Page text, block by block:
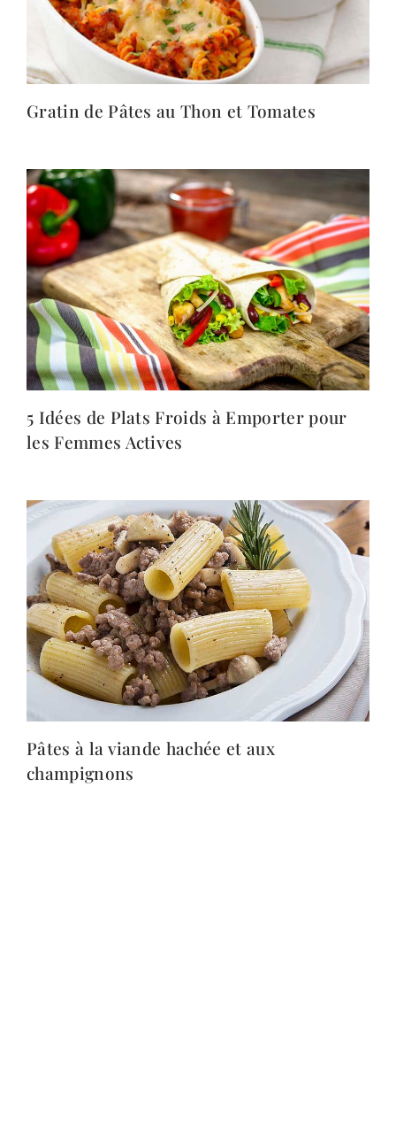
Gratin de Pâtes au Thon et Tomates
5 Idées de Plats Froids à Emporter pour
les Femmes Actives
Pâtes à la viande hachée et aux
champignons